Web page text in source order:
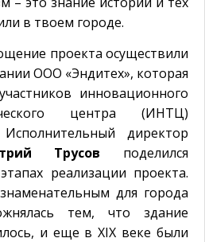
в твоем городе.
проекта осуществили
ООО «Эндитех», которая
инновационного
центра (ИНТЦ)
директор
Трусов поделился
реализации проекта.
для города
тем, что здание
и еще в XIX веке были